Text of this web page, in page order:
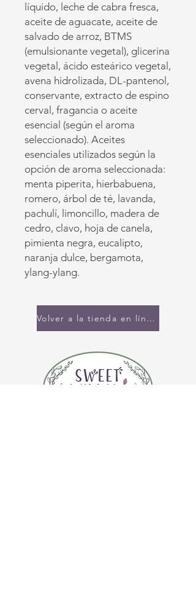
líquido, leche de cabra fresca,
aceite de aguacate, aceite de
salvado de arroz, BTMS
(emulsionante vegetal), glicerina
vegetal, ácido esteárico vegetal,
avena hidrolizada, DL-pantenol,
conservante, extracto de espino
cerval, fragancia o aceite
esencial (según el aroma
seleccionado). Aceites
esenciales utilizados según la
opción de aroma seleccionada:
menta piperita, hierbabuena,
romero, árbol de té, lavanda,
pachulí, limoncillo, madera de
cedro, clavo, hoja de canela,
pimienta negra, eucalipto,
naranja dulce, bergamota,
ylang-ylang.
Volver a la tienda en línea